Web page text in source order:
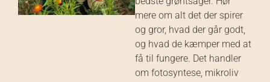
mere om alt det der spirer
og gror, hvad der går godt,
og hvad de kæmper med at
få til fungere. Det handler
om fotosyntese, mikroliv